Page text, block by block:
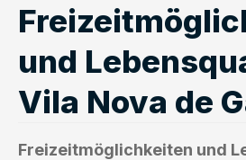
und
Vila Nova de
Freizeitmöglichkeiten und